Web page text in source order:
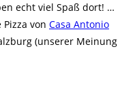
echt viel Spaß dort! …
von Casa Antonio
(unserer Meinung